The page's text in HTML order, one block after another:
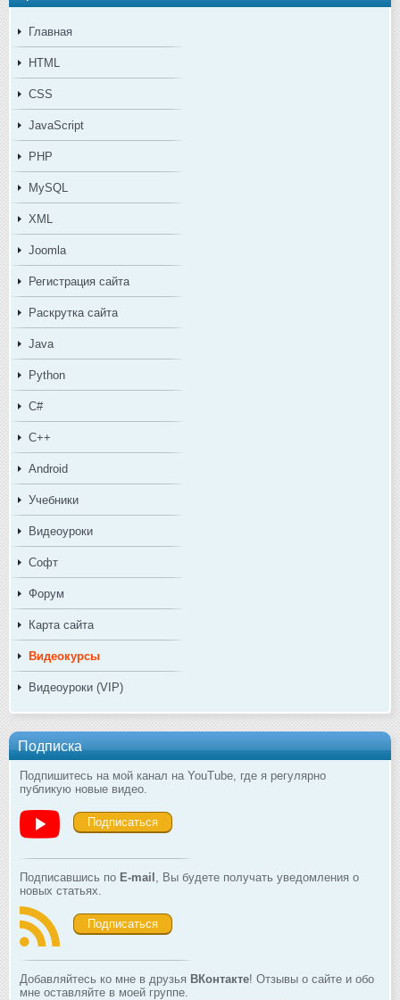
Главная
HTML
CSS
JavaScript
PHP
MySQL
XML
Joomla
Регистрация сайта
Раскрутка сайта
Java
Python
C#
C++
Android
Учебники
Видеоуроки
Софт
Форум
Карта сайта
Видеокурсы
Видеоуроки (VIP)
Подписка
Подпишитесь на мой канал на YouTube, где я регулярно
публикую новые видео.
Подписаться
Подписавшись по E-mail
, Вы будете получать уведомления о
новых статьях.
Подписаться
Добавляйтесь ко мне в друзья ВКонтакте! Отзывы о сайте и обо
мне оставляйте в моей группе.